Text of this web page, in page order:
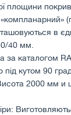
площини
в
40 мм.
за каталогом
кутом 90
2000 мм и